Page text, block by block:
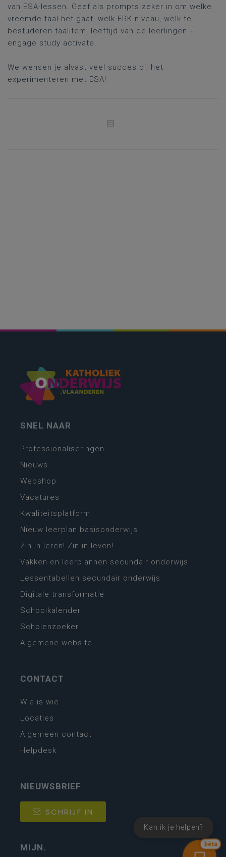
van ESA-lessen. Geef als prompts zeker in om welke
vreemde taal het gaat, welk ERK-niveau, welk te
bestuderen taalitem, leeftijd van de leerlingen +
engage study activate.
We wensen je alvast veel succes bij het
experimenteren met ESA!
bèta
Kan ik je helpen?
SNEL NAAR
Professionaliseringen
Nieuws
Webshop
Vacatures
Kwaliteitsplatform
Nieuw leerplan basisonderwijs
Zin in leren! Zin in leven!
Vakken en leerplannen secundair onderwijs
Lessentabellen secundair onderwijs
Digitale transformatie
Schoolkalender
Scholenzoeker
Algemene website
CONTACT
Wie is wie
Locaties
Algemeen contact
Helpdesk
NIEUWSBRIEF
SCHRIJF IN
MIJN.